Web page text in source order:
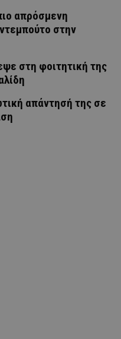
απρόσμενη
στην
στη φοιτητική της
απάντησή της σε